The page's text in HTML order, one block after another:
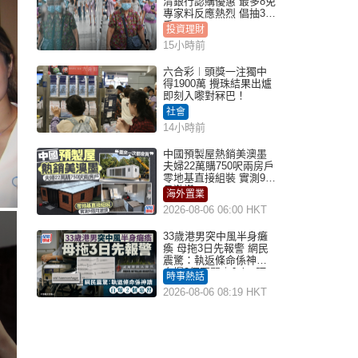
專家料反應熱烈 倡抽30
手
投資理財
15小時前
六合彩︱頭獎一注獨中
得1900萬 攪珠結果出爐
即刻入嚟對冧巴！
社會
14小時前
中國預製屋熱銷美澳墨
夫婦22萬購750呎兩房戶
零地基直接組裝 實測9個
月激讚
海外置業
2026-08-06 06:00 HKT
33歲港男突中風半身癱
瘓 母拖3日先報警 網民
震驚：執返條命係神蹟
自爆2個惡習｜Juicy叮
時事熱話
2026-08-06 08:19 HKT